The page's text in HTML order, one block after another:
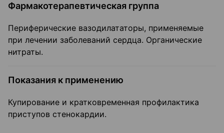
Фармакотерапевтическая группа
Периферические вазодилататоры, применяемые
при лечении заболеваний сердца. Органические
нитраты.
Показания к применению
Купирование и кратковременная профилактика
приступов стенокардии.